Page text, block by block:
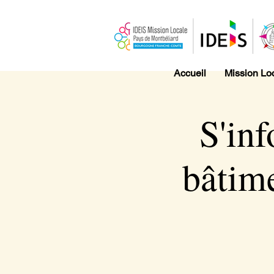
Accueil Mission